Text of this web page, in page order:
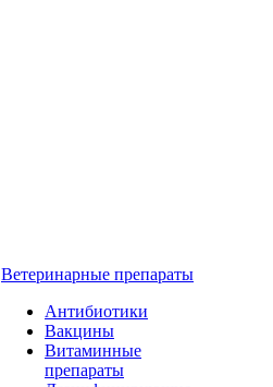
Ветеринарные препараты
Антибиотики
Вакцины
Витаминные
препараты